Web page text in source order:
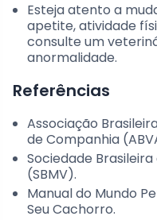
Esteja atento a
apetite, atividade
consulte um
anormalidade.
Referências
Associação
de Companhia
Sociedade
(SBMV).
Manual do Mundo
Seu Cachorro.